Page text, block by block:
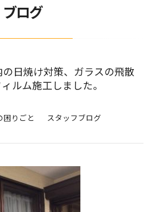
ブログ
日焼け対策、ガラスの飛散
ルム施工しました。
困りごと
スタッフブログ